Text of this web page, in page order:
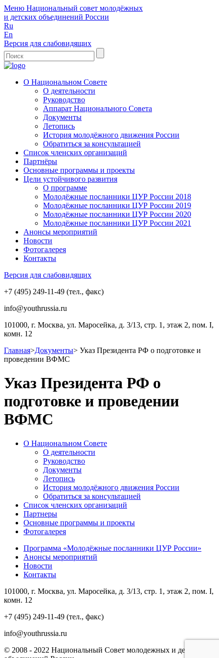
Меню Национальный совет молодёжных
и детских объединений России
Ru
En
Версия для слабовидящих
О Национальном Совете
О деятельности
Руководство
Аппарат Национального Совета
Документы
Летопись
История молодёжного движения России
Обратиться за консультацией
Список членских организаций
Партнёры
Основные программы и проекты
Цели устойчивого развития
О программе
Молодёжные посланники ЦУР России 2018
Молодёжные посланники ЦУР России 2019
Молодёжные посланники ЦУР России 2020
Молодёжные посланники ЦУР России 2021
Анонсы мероприятий
Новости
Фотогалерея
Контакты
Версия для слабовидящих
+7 (495) 249-11-49 (тел., факс)
info@youthrussia.ru
101000, г. Москва, ул. Маросейка, д. 3/13, стр. 1, этаж 2, пом. I,
комн. 12
Главная>Документы> Указ Президента РФ о подготовке и
проведении ВФМС
Указ Президента РФ о
подготовке и проведении
ВФМС
О Национальном Совете
О деятельности
Руководство
Документы
Летопись
История молодёжного движения России
Обратиться за консультацией
Список членских организаций
Партнеры
Основные программы и проекты
Фотогалерея
Программа «Молодёжные посланники ЦУР России»
Анонсы мероприятий
Новости
Контакты
101000, г. Москва, ул. Маросейка, д. 3/13, стр. 1, этаж 2, пом. I,
комн. 12
+7 (495) 249-11-49 (тел., факс)
info@youthrussia.ru
© 2008 - 2022 Национальный Совет молодежных и детских